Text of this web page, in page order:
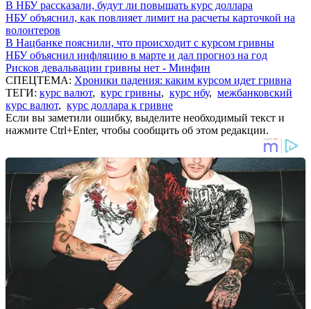
В НБУ рассказали, будут ли повышать курс доллара
НБУ объяснил, как повлияет лимит на расчеты карточкой на
волонтеров
В Нацбанке пояснили, что происходит с курсом гривны
НБУ объяснил инфляцию в марте и дал прогноз на год
Рисков девальвации гривны нет - Минфин
СПЕЦТЕМА: Хроники падения: каким курсом идет гривна
ТЕГИ: курс валют, курс гривны, курс нбу, межбанковский
курс валют, курс доллара к гривне
Если вы заметили ошибку, выделите необходимый текст и
нажмите Ctrl+Enter, чтобы сообщить об этом редакции.